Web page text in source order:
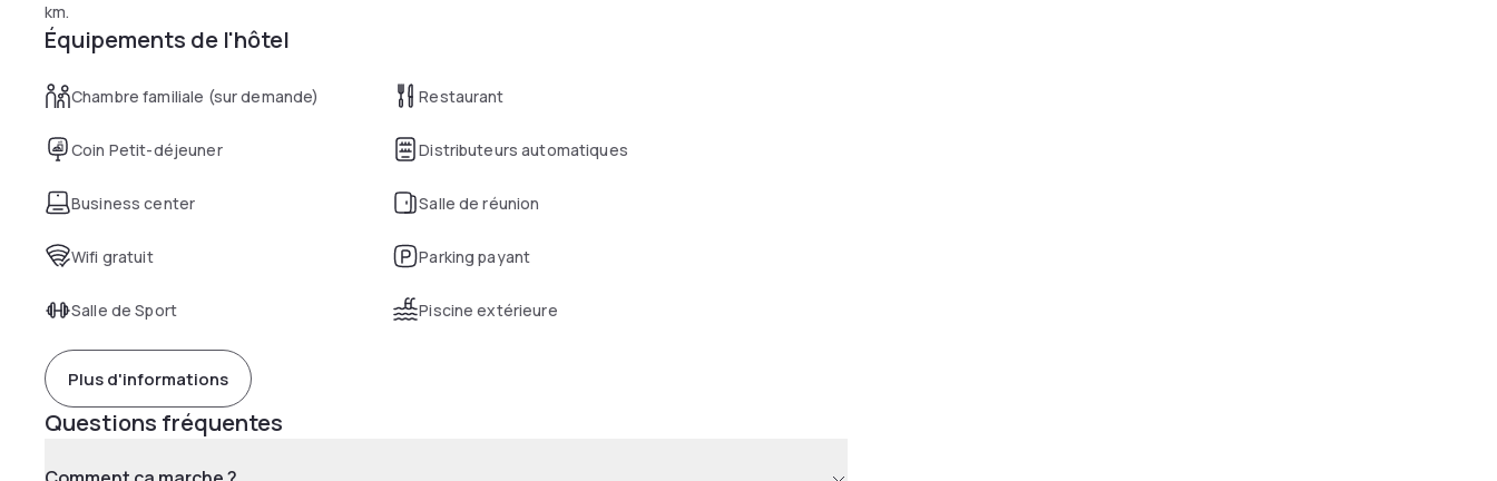
km.
Équipements de l'hôtel
Chambre familiale (sur demande) Restaurant
Coin Petit-déjeuner Distributeurs automatiques
Business center Salle de réunion
Wifi gratuit Parking payant
Salle de Sport Piscine extérieure
Plus d'informations
Questions fréquentes